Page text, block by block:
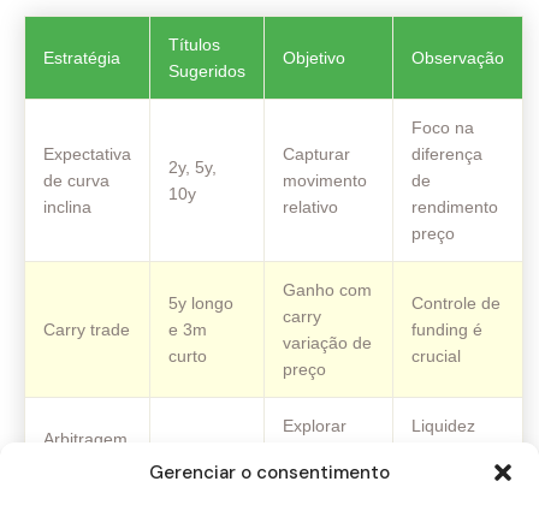
Gerenciar o consentimento
Estratégia
Títulos
Sugeridos
Objetivo Observação
Expectativa
de curva
inclina
2y, 5y,
10y
Capturar
movimento
relativo
Foco na
diferença
de
rendimento
preço
Carry trade
5y longo
e 3m
curto
Ganho com
carry
variação de
preço
Controle de
funding é
crucial
Arbitragem
Explorar
temporários
Liquidez